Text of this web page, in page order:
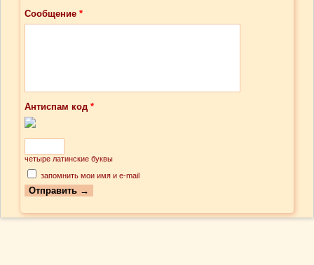
Сообщение *
Антиспам код *
четыре латинские буквы
запомнить мои имя и e-mail